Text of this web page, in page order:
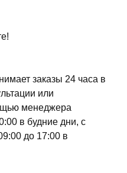
заказы 24 часа в
или
менеджера
в будние дни, с
до 17:00 в